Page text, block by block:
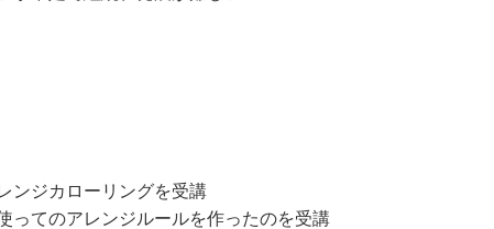
ンジカローリングを受講
ってのアレンジルールを作ったのを受講